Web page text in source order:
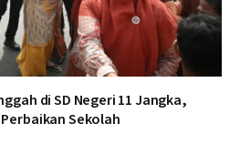
di SD Negeri 11 Jangka,
Sekolah